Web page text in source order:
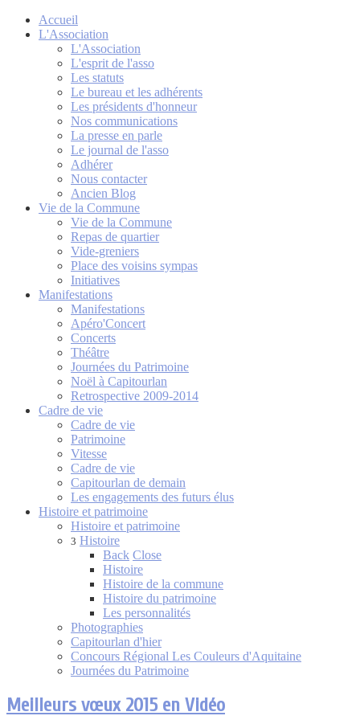
Accueil
L'Association
L'Association
L'esprit de l'asso
Les statuts
Le bureau et les adhérents
Les présidents d'honneur
Nos communications
La presse en parle
Le journal de l'asso
Adhérer
Nous contacter
Ancien Blog
Vie de la Commune
Vie de la Commune
Repas de quartier
Vide-greniers
Place des voisins sympas
Initiatives
Manifestations
Manifestations
Apéro'Concert
Concerts
Théâtre
Journées du Patrimoine
Noël à Capitourlan
Retrospective 2009-2014
Cadre de vie
Cadre de vie
Patrimoine
Vitesse
Cadre de vie
Capitourlan de demain
Les engagements des futurs élus
Histoire et patrimoine
Histoire et patrimoine
3 Histoire
Back Close
Histoire
Histoire de la commune
Histoire du patrimoine
Les personnalités
Photographies
Capitourlan d'hier
Concours Régional Les Couleurs d'Aquitaine
Journées du Patrimoine
Meilleurs vœux 2015 en Vidéo